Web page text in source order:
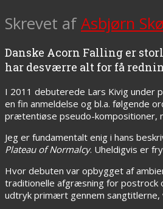
Skrevet afAsbjørn
Danske Acorn Falling er
har desværre alt for få
I 2011 debuterede Lars Kivig under
en fin anmeldelse og bl.a. følgende
prætentiøse pseudo-kompositioner,
Jeg er fundamentalt enig i hans
Plateau of Normalcy. Uheldigvis er
Hvor debuten var opbygget af
traditionelle afgræsning for postrock
udtryk primært gennem sangtitlerne,